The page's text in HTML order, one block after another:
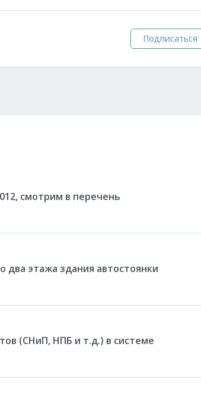
Подписаться
смотрим в перечень
этажа здания автостоянки
(СНиП, НПБ и т.д.) в системе